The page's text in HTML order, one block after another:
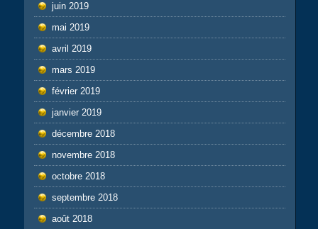
juin 2019
mai 2019
avril 2019
mars 2019
février 2019
janvier 2019
décembre 2018
novembre 2018
octobre 2018
septembre 2018
août 2018